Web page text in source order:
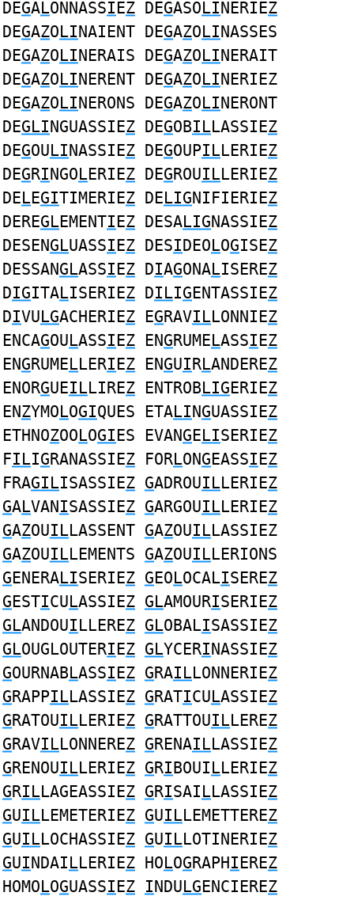
DEGALONNASSIEZ DEGASOLINERIEZ
DEGAZOLINAIENT DEGAZOLINASSES
DEGAZOLINERAIS DEGAZOLINERAIT
DEGAZOLINERENT DEGAZOLINERIEZ
DEGAZOLINERONS DEGAZOLINERONT
DEGLINGUASSIEZ DEGOBILLASSIEZ
DEGOULINASSIEZ DEGOUPILLERIEZ
DEGRINGOLERIEZ DEGROUILLERIEZ
DELEGITIMERIEZ DELIGNIFIERIEZ
DEREGLEMENTIEZ DESALIGNASSIEZ
DESENGLUASSIEZ DESIDEOLOGISEZ
DESSANGLASSIEZ DIAGONALISEREZ
DIGITALISERIEZ DILIGENTASSIEZ
DIVULGACHERIEZ EGRAVILLONNIEZ
ENCAGOULASSIEZ ENGRUMELASSIEZ
ENGRUMELLERIEZ ENGUIRLANDEREZ
ENORGUEILLIREZ ENTROBLIGERIEZ
ENZYMOLOGIQUES ETALINGUASSIEZ
ETHNOZOOLOGIES EVANGELISERIEZ
FILIGRANASSIEZ FORLONGEASSIEZ
FRAGILISASSIEZ GADROUILLERIEZ
GALVANISASSIEZ GARGOUILLERIEZ
GAZOUILLASSENT GAZOUILLASSIEZ
GAZOUILLEMENTS GAZOUILLERIONS
GENERALISERIEZ GEOLOCALISEREZ
GESTICULASSIEZ GLAMOURISERIEZ
GLANDOUILLEREZ GLOBALISASSIEZ
GLOUGLOUTERIEZ GLYCERINASSIEZ
GOURNABLASSIEZ GRAILLONNERIEZ
GRAPPILLASSIEZ GRATICULASSIEZ
GRATOUILLERIEZ GRATTOUILLEREZ
GRAVILLONNEREZ GRENAILLASSIEZ
GRENOUILLERIEZ GRIBOUILLERIEZ
GRILLAGEASSIEZ GRISAILLASSIEZ
GUILLEMETERIEZ GUILLEMETTEREZ
GUILLOCHASSIEZ GUILLOTINERIEZ
GUINDAILLERIEZ HOLOGRAPHIEREZ
HOMOLOGUASSIEZ INDULGENCIEREZ